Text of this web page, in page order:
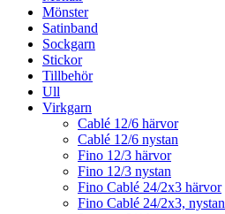
Mönster
Satinband
Sockgarn
Stickor
Tillbehör
Ull
Virkgarn
Cablé 12/6 härvor
Cablé 12/6 nystan
Fino 12/3 härvor
Fino 12/3 nystan
Fino Cablé 24/2x3 härvor
Fino Cablé 24/2x3, nystan